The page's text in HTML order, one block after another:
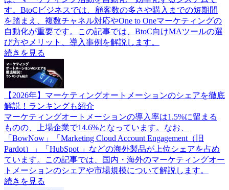
す。BtoCビジネスでは、顧客数の多さや購入までの短期間
を踏まえ、複数チャネル対応やOne to Oneマーケティングの
自動化が重要です。この記事では、BtoC向けMAツールの選
び方やメリット、導入事例を解説します。
続きを見る
【2026年】マーケティングオートメーションのシェアを徹底
解説！ランキングも紹介
マーケティングオートメーションの導入率は1.5%に留まる
ものの、上場企業で14.6%となっています。なお、
「BowNow」「Marketing Cloud Account Engagement（旧
Pardot）」「HubSpot 」などの海外製品が上位シェアを占め
ています。この記事では、国内・海外のマーケティングオー
トメーションのシェアや市場規模について解説します。
続きを見る